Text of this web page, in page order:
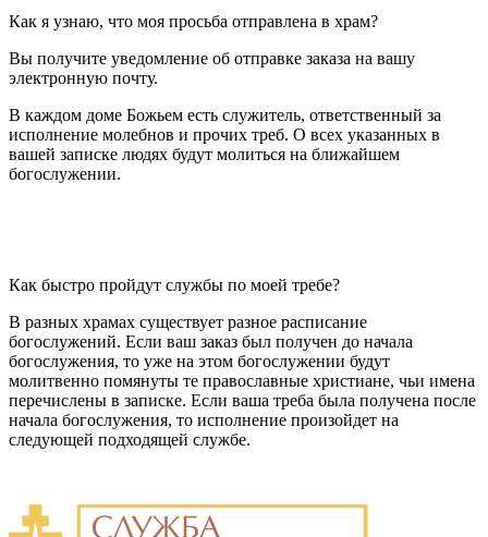
Как я узнаю, что моя просьба отправлена в храм?
Вы получите уведомление об отправке заказа на вашу
электронную почту.
В каждом доме Божьем есть служитель, ответственный за
исполнение молебнов и прочих треб. О всех указанных в
вашей записке людях будут молиться на ближайшем
богослужении.
Как быстро пройдут службы по моей требе?
В разных храмах существует разное расписание
богослужений. Если ваш заказ был получен до начала
богослужения, то уже на этом богослужении будут
молитвенно помянуты те православные христиане, чьи имена
перечислены в записке. Если ваша треба была получена после
начала богослужения, то исполнение произойдет на
следующей подходящей службе.